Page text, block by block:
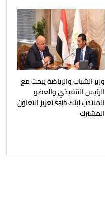
وزير الشباب والرياضة يبحث مع
الرئيس التنفيذي والعضو
المنتدب لبنك saib تعزيز التعاون
المشترك